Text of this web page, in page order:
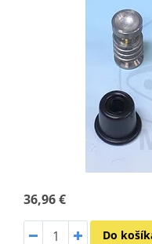
36,96 €
Do